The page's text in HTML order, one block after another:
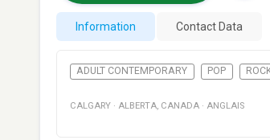
Information Contact Data
ADULT CONTEMPORARY POP
CALGARY · ALBERTA, CANADA · ANGLAIS